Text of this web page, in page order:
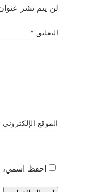
لن يتم نشر
التعليق *
الموقع الإلكتروني
احفظ اسمي،